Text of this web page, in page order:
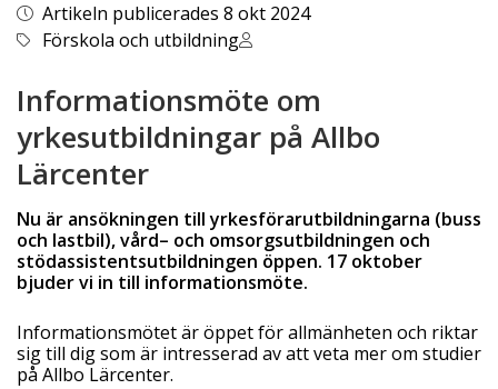
Artikeln publicerades 8 okt 2024
Förskola och utbildning
Informationsmöte om
yrkesutbildningar på Allbo
Lärcenter
Nu är ansökningen till yrkesförarutbildningarna (buss
och lastbil), vård– och omsorgsutbildningen och
stödassistentsutbildningen öppen. 17 oktober
bjuder vi in till informationsmöte.
Informationsmötet är öppet för allmänheten och riktar
sig till dig som är intresserad av att veta mer om studier
på Allbo Lärcenter.